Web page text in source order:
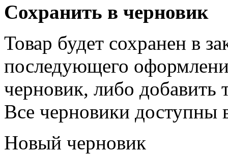
Сохранить в черновик
Товар будет сохранен в
последующего
черновик, либо добавить
Все черновики
Новый черновик